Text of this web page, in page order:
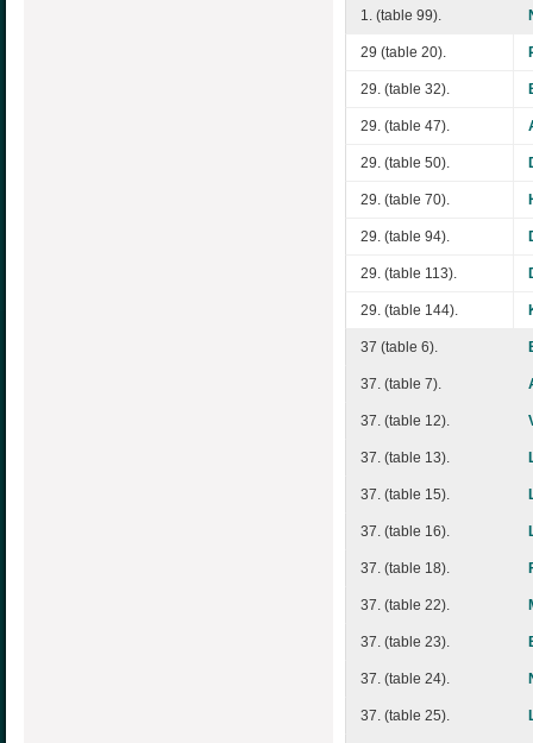
1. (table 99).
29 (table 20).
29. (table 32).
29. (table 47).
29. (table 50).
29. (table 70).
29. (table 94).
29. (table 113).
29. (table 144).
37 (table 6).
37. (table 7).
37. (table 12).
37. (table 13).
37. (table 15).
37. (table 16).
37. (table 18).
37. (table 22).
37. (table 23).
37. (table 24).
37. (table 25).